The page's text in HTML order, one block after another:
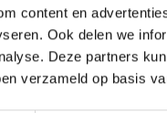
content en
Ook delen we
Deze partners
verzameld op basis